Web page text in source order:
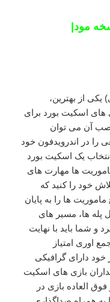
مود|
از بهترین،
های اسکیت بورد برای
آن می توان
را در اندرویدفون خود
انتخاب یک اسکیت بورد
ها مهارت های
خود را کنید که
ها را به پایان
پله ها، مسیر های
و شما باید با نهایت
اوری امتیاز
خود دارای گرافیکی
بازی های اسکیت
العاده بازی در